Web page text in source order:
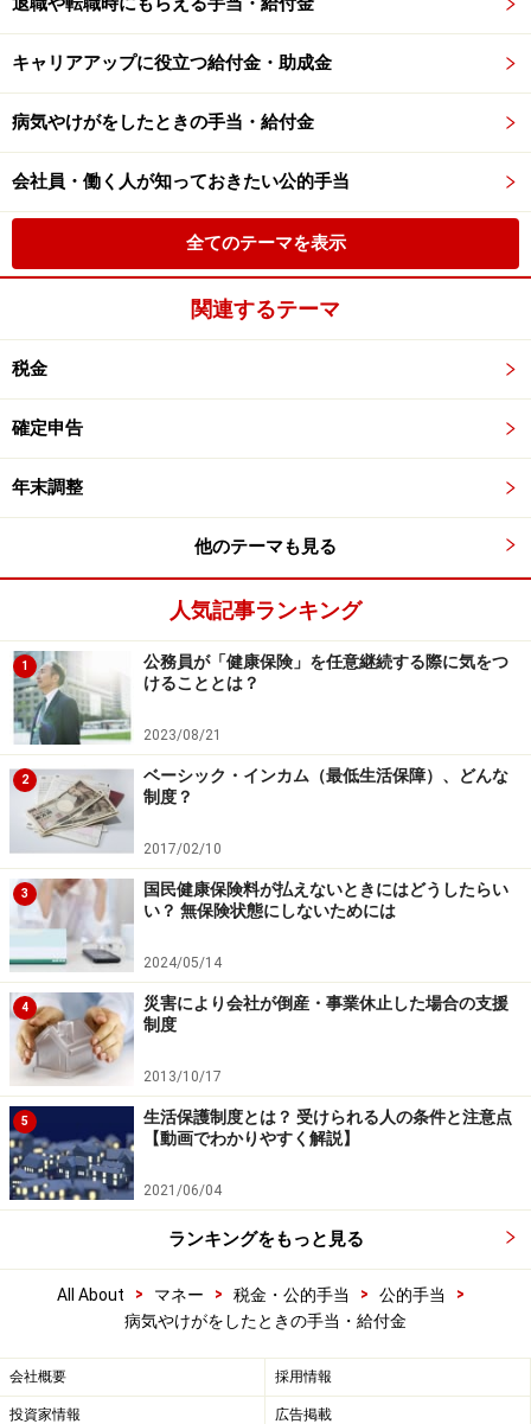
キャリアアップに役立つ給付金・助成金
病気やけがをしたときの手当・給付金
会社員・働く人が知っておきたい公的手当
全てのテーマを表示
関連するテーマ
税金
確定申告
年末調整
他のテーマも見る
人気記事ランキング
1
公務員が「健康保険」を任意継続する際に気をつ
けることとは？
2023/08/21
2
ベーシック・インカム（最低生活保障）、どんな
制度？
2017/02/10
3
国民健康保険料が払えないときにはどうしたらい
い？ 無保険状態にしないためには
2024/05/14
4
災害により会社が倒産・事業休止した場合の支援
制度
2013/10/17
5
生活保護制度とは？ 受けられる人の条件と注意点
【動画でわかりやすく解説】
2021/06/04
ランキングをもっと見る
All About > マネー > 税金・公的手当 > 公的手当
>
病気やけがをしたときの手当・給付金
会社概要 採用情報
投資家情報 広告掲載